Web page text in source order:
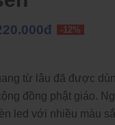
-12%
từ lâu đã được
đồng phật giáo.
led với nhiều màu